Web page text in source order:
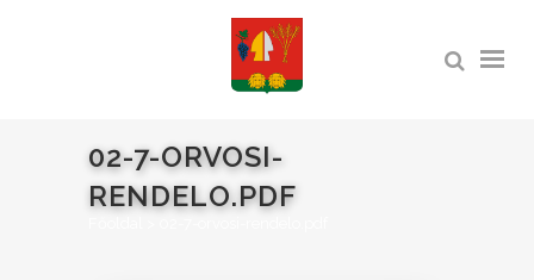
02-7-ORVOSI-
RENDELO.PDF